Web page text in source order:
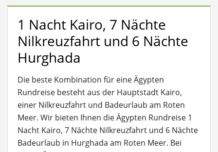
1 Nacht Kairo, 7 Nächte
Nilkreuzfahrt und 6 Nächte
Hurghada
Die beste Kombination für eine Ägypten
Rundreise besteht aus der Hauptstadt Kairo,
einer Nilkreuzfahrt und Badeurlaub am Roten
Meer. Wir bieten Ihnen die Ägypten Rundreise 1
Nacht Kairo, 7 Nächte Nilkreuzfahrt und 6 Nächte
Badeurlaub in Hurghada am Roten Meer. Bei